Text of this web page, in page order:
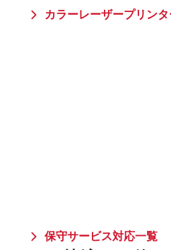
カラーレーザープリンタ
保守サービス対応一覧